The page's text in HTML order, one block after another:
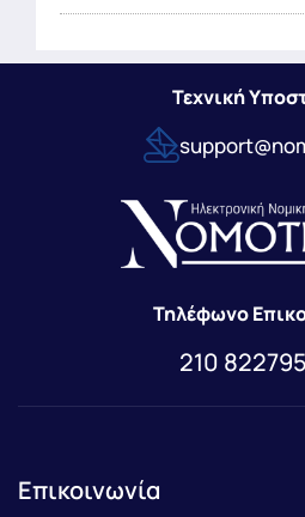
Τεχνική
Τηλέφωνο
210
Επικοινωνία